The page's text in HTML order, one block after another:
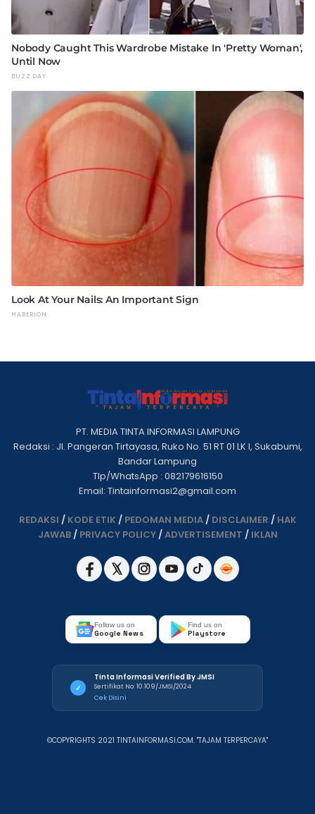
PT. MEDIA TINTA INFORMASI LAMPUNG
Redaksi : Jl. Pangeran Tirtayasa, Ruko No. 51 RT 01 LK I, Sukabumi,
Bandar Lampung
Tlp/WhatsApp : 082179616150
Email: Tintainformasi2@gmail.com
REDAKSI / KODE ETIK / PEDOMAN MEDIA/ DISCLAIMER / HAK
JAWAB/ PRIVACY POLICY/ADVERTISEMENT / IKLAN
Follow us on
Google News
Find us on
Playstore
✓
Tinta Informasi Verified By JMSI
Sertifikat No: 10.109/JMSI/2024
Cek Disini
©COPYRIGHTS 2021 TINTAINFORMASI.COM. "TAJAM TERPERCAYA"